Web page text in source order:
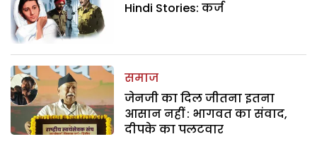
Hindi Stories: कर्ज
समाज
जेनजी का दिल जीतना इतना
आसान नहीं : भागवत का संवाद,
दीपके का पलटवार